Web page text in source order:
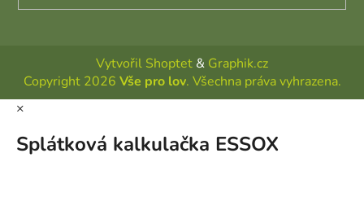
Vytvořil Shoptet & Graphik.cz
Copyright 2026 Vše pro lov. Všechna práva vyhrazena.
×
Splátková kalkulačka ESSOX